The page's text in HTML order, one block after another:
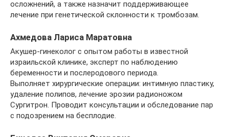
осложнений, а также назначит поддерживающее
лечение при генетической склонности к тромбозам.
Ахмедова Лариса Маратовна
Акушер-гинеколог с опытом работы в известной
израильской клинике, эксперт по наблюдению
беременности и послеродового периода.
Выполняет хирургические операции: интимную пластику,
удаление полипов, лечение эрозии радионожом
Сургитрон. Проводит консультации и обследование пар
с подозрением на бесплодие.